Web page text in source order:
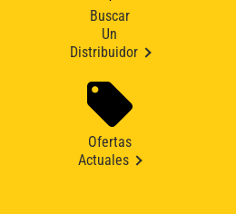
Buscar
Un
Distribuidor
Ofertas
Actuales